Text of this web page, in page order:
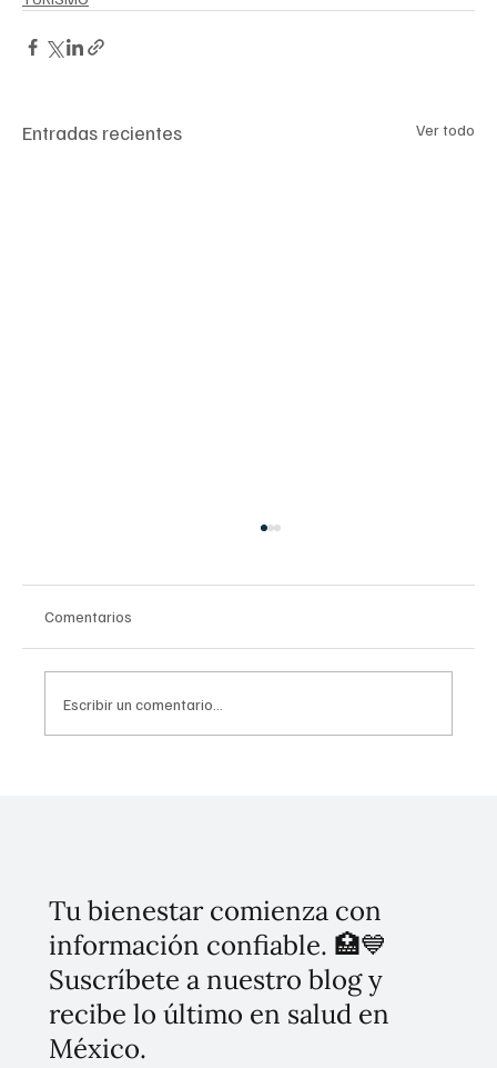
Entradas recientes Ver todo
Comentarios
Escribir un comentario...
Tu bienestar comienza con
información confiable. 🏥💙
Suscríbete a nuestro blog y
recibe lo último en salud en
México.